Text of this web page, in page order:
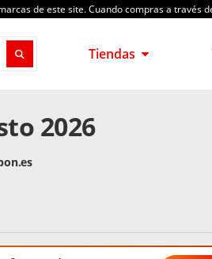
de este site. Cuando compras a través
Tiendas
2026